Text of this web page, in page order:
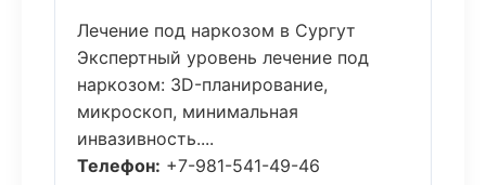
Лечение под наркозом в Сургут
Экспертный уровень лечение под
наркозом: 3D-планирование,
микроскоп, минимальная
инвазивность....
Телефон: +7-981-541-49-46